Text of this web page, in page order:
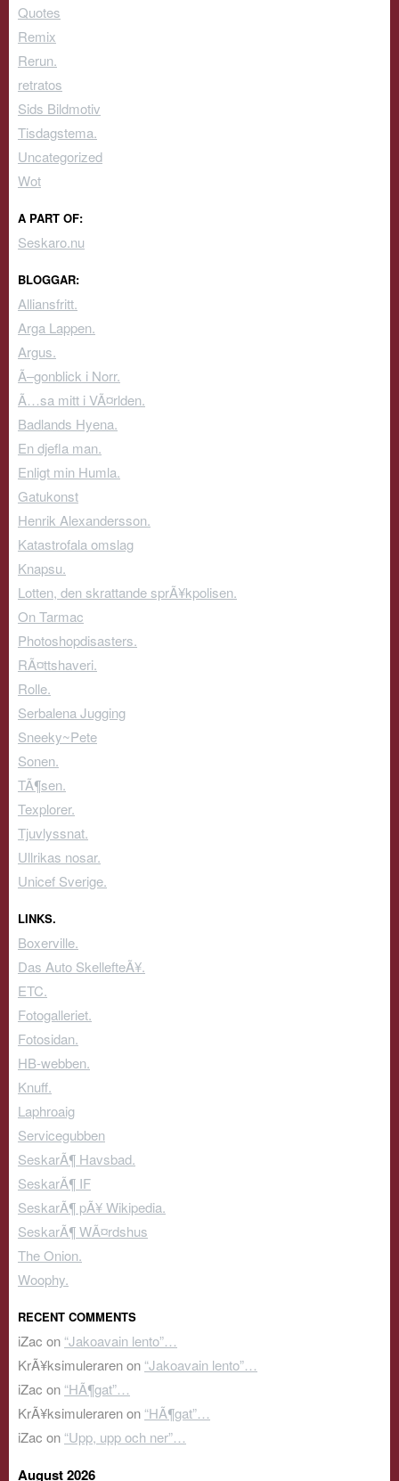
Quotes
Remix
Rerun.
retratos
Sids Bildmotiv
Tisdagstema.
Uncategorized
Wot
A PART OF:
Seskaro.nu
BLOGGAR:
Alliansfritt.
Arga Lappen.
Argus.
Ã–gonblick i Norr.
Ã…sa mitt i VÃ¤rlden.
Badlands Hyena.
En djefla man.
Enligt min Humla.
Gatukonst
Henrik Alexandersson.
Katastrofala omslag
Knapsu.
Lotten, den skrattande sprÃ¥kpolisen.
On Tarmac
Photoshopdisasters.
RÃ¤ttshaveri.
Rolle.
Serbalena Jugging
Sneeky~Pete
Sonen.
TÃ¶sen.
Texplorer.
Tjuvlyssnat.
Ullrikas nosar.
Unicef Sverige.
LINKS.
Boxerville.
Das Auto SkellefteÃ¥.
ETC.
Fotogalleriet.
Fotosidan.
HB-webben.
Knuff.
Laphroaig
Servicegubben
SeskarÃ¶ Havsbad.
SeskarÃ¶ IF
SeskarÃ¶ pÃ¥ Wikipedia.
SeskarÃ¶ WÃ¤rdshus
The Onion.
Woophy.
RECENT COMMENTS
iZac on “Jakoavain lento”…
KrÃ¥ksimulerarenon “Jakoavain lento”…
iZac on “HÃ¶gat”…
KrÃ¥ksimulerarenon “HÃ¶gat”…
iZac on “Upp, upp och ner”…
August 2026